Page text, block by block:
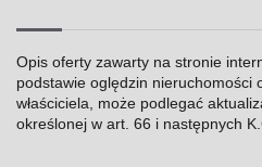
Opis oferty zawarty na stronie
podstawie oględzin nieruchomości
właściciela, może podlegać
określonej w art. 66 i następnych